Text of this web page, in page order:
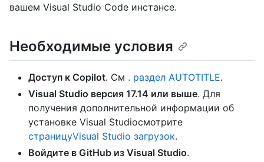
вашем Visual Studio Code инстансе.
Необходимые условия
Доступ к Copilot. См . раздел AUTOTITLE.
Visual Studio версия 17.14 или выше. Для
получения дополнительной информации об
установке Visual Studioсмотрите
страницуVisual Studio загрузок.
Войдите в GitHub из Visual Studio.